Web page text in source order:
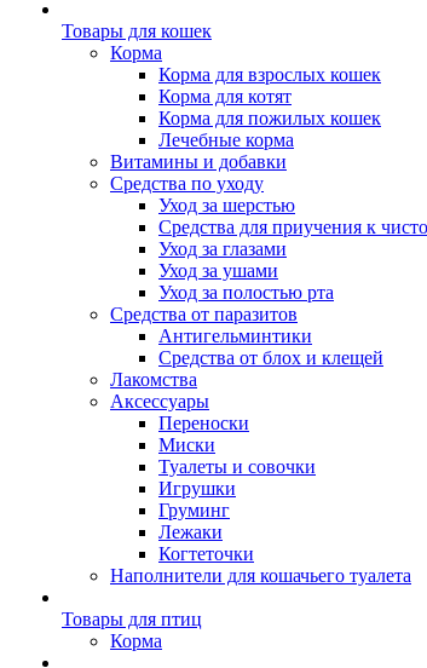
Товары для кошек
Корма
Корма для взрослых кошек
Корма для котят
Корма для пожилых кошек
Лечебные корма
Витамины и добавки
Средства по уходу
Уход за шерстью
Средства для приучения к
Уход за глазами
Уход за ушами
Уход за полостью рта
Средства от паразитов
Антигельминтики
Средства от блох и клещей
Лакомства
Аксессуары
Переноски
Миски
Туалеты и совочки
Игрушки
Груминг
Лежаки
Когтеточки
Наполнители для кошачьего туалета
Товары для птиц
Корма